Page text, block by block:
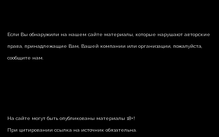
Если Вы обнаружили на нашем сайте материалы, которые нарушают авторские
права, принадлежащие Вам, Вашей компании или организации, пожалуйста,
сообщите нам.
На сайте могут быть опубликованы материалы 18+!
При цитировании ссылка на источник обязательна.